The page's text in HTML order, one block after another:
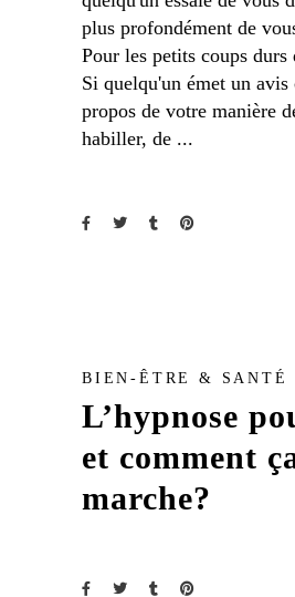
plus profondément de
Pour les petits coups
Si quelqu'un émet un
propos de votre manière
habiller, de
BIEN-ÊTRE & SANTÉ
L’hypnose
et comment
marche?